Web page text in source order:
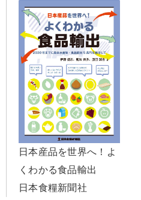
日本産品を世界へ！よ
くわかる食品輸出
日本食糧新聞社